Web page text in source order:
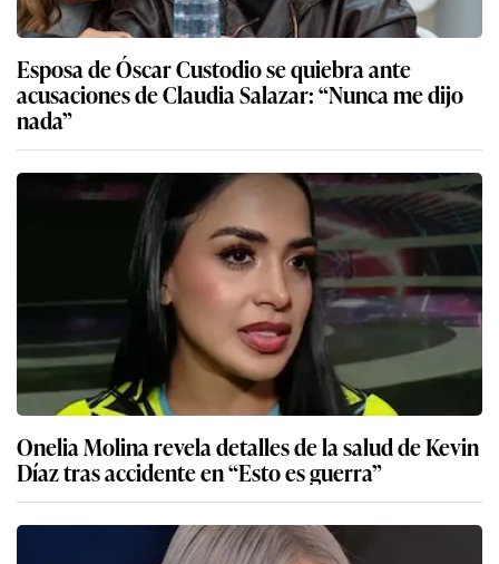
Esposa de Óscar Custodio se quiebra ante
acusaciones de Claudia Salazar: “Nunca me dijo
nada”
Onelia Molina revela detalles de la salud de Kevin
Díaz tras accidente en “Esto es guerra”